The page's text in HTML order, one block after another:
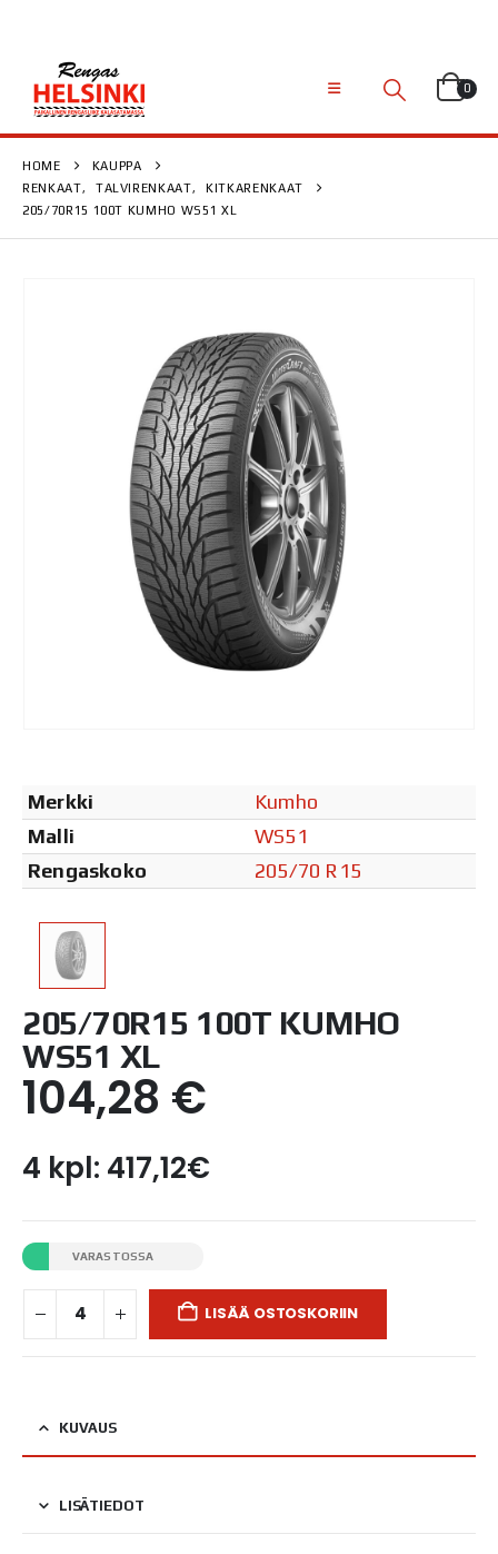
0
HOME
KAUPPA
RENKAAT, TALVIRENKAAT,
KITKARENKAAT
205/70R15 100T KUMHO WS51 XL
Merkki
Kumho
Malli
WS51
Rengaskoko
205/70 R15
205/70R15 100T KUMHO
WS51 XL
104,28 €
4 kpl: 417,12€
VARASTOSSA
LISÄÄ OSTOSKORIIN
KUVAUS
LISÄTIEDOT